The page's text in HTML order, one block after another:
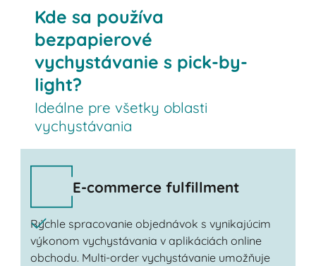
Kde sa používa
bezpapierové
vychystávanie s pick-by-
light?
Ideálne pre všetky oblasti
vychystávania
E-commerce fulfillment
Rýchle spracovanie objednávok s vynikajúcim
výkonom vychystávania v aplikáciách online
obchodu. Multi-order vychystávanie umožňuje